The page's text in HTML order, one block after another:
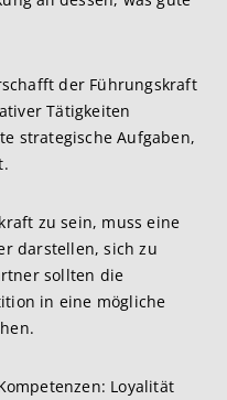
der Führungskraft
Tätigkeiten
strategische Aufgaben,
zu sein, muss eine
darstellen, sich zu
sollten die
in eine mögliche
Loyalität